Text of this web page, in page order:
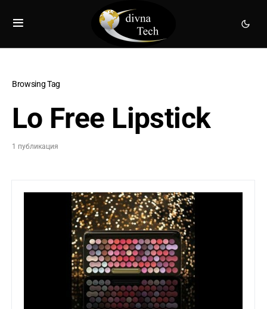
Browsing Tag
Lo Free Lipstick
1 публикация